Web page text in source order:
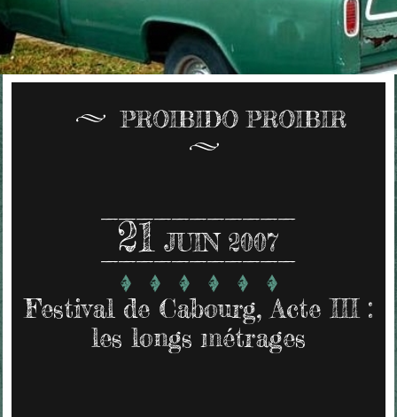
PROIBIDO PROIBIR
21 JUIN 2007
Festival de Cabourg, Acte III :
les longs métrages